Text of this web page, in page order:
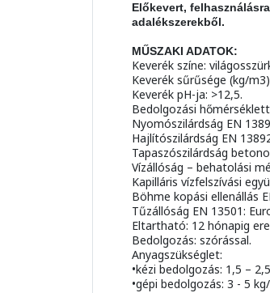
Előkevert,
adalékszerekből.
MŰSZAKI ADATOK:
Keverék színe:
Keverék sűrűsége (kg/
Keverék pH-ja: >12,5.
Bedolgozási
Nyomószilárdság EN
Hajlítószilárdság EN
Tapaszószilárdság
Vízállóság – behatolási
Kapilláris vízfelszívási
Böhme kopási ellenállás
Tűzállóság EN 13501:
Eltartható: 12 hónapig
Bedolgozás: szórással.
Anyagszükséglet:
•kézi bedolgozás: 1,5 –
•gépi bedolgozás: 3 - 5